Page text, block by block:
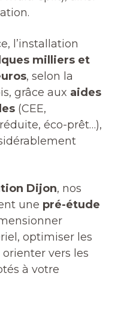
l’installation
milliers et
, selon la
grâce aux aides
(CEE,
éco-prêt…),
Dijon, nos
une pré-étude
optimiser les
vers les
à votre